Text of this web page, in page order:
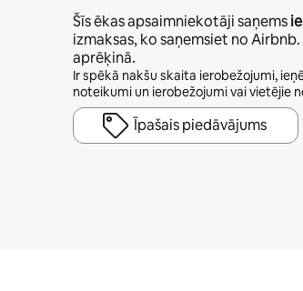
Šīs ēkas apsaimniekotāji saņems
izmaksas, ko saņemsiet no
aprēķinā.
Ir spēkā nakšu skaita ierobežojumi,
noteikumi un ierobežojumi vai vietējie
Īpašais piedāvājums